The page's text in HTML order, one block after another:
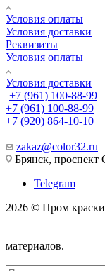
Условия оплаты
Условия доставки
Реквизиты
Условия оплаты
Условия доставки
+7 (961) 100-88-99
+7 (961) 100-88-99
+7 (920) 864-10-10
zakaz@color32.ru
Брянск,
Telegram
2026 © Пром краски